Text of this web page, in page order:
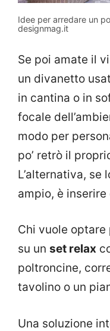
Idee per arredare un
designmag.it
Se poi amate il
un divanetto
in cantina o in
focale
modo per
po’ retrò il
L’alternativa, se
ampio, è inserire
Chi vuole optare
su un set relax
poltroncine,
tavolino o un
Una soluzione